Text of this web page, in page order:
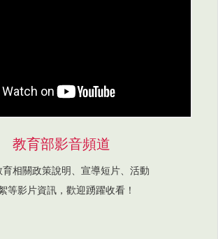
教育部影音頻道
育相關政策說明、宣導短片、活動
等影片資訊，歡迎踴躍收看！